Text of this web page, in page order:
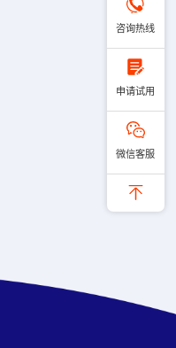
咨询热线
申请试用
微信客服